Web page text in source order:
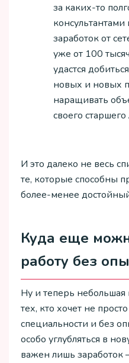
за каких-то
заработок от
уже от 100
удастся
новых и новых
наращивать
своего
И это далеко не весь
те, которые способны
более-менее
Куда еще
работу без
Ну и теперь небольшая
тех, кто хочет не
специальности и без
особо углубляться в
важен лишь заработок